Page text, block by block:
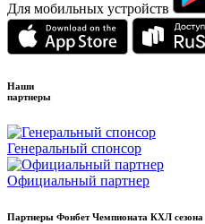
Для мобильных устройств
Наши
партнеры
Генеральный спонсор
Официальный партнер
Партнеры Фонбет Чемпионата КХЛ сезона